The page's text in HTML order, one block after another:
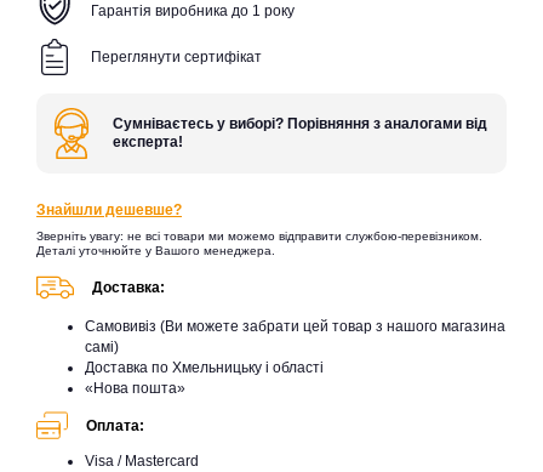
Гарантія виробника до 1 року
Переглянути сертифікат
Сумніваєтесь у виборі? Порівняння з аналогами від
експерта!
Знайшли дешевше?
Зверніть увагу: не всі товари ми можемо відправити службою-перевізником.
Деталі уточнюйте у Вашого менеджера.
Доставка:
Самовивіз (Ви можете забрати цей товар з нашого магазина
самі)
Доставка по Хмельницьку і області
«Нова пошта»
Оплата:
Visa / Mastercard